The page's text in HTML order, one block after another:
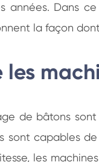
années. Dans
la façon
les
de bâtons
sont capables
les